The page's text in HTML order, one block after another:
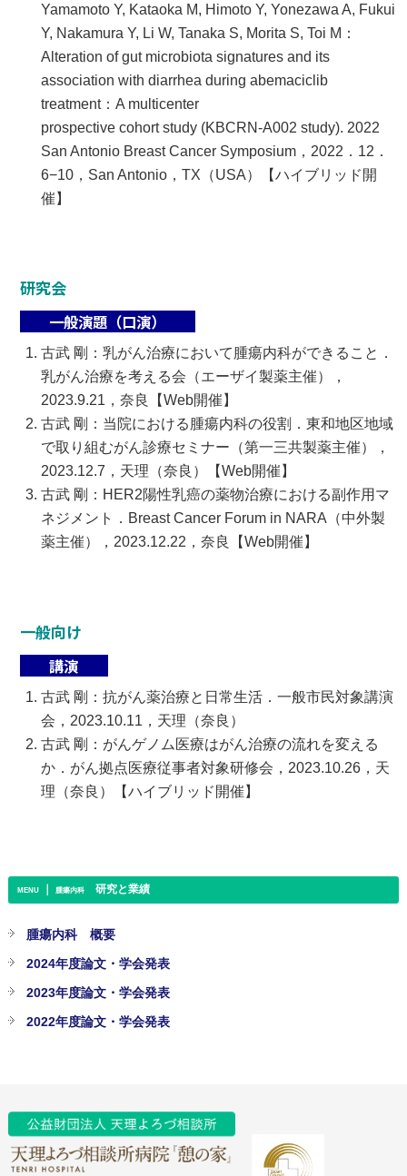
Yamamoto Y, Kataoka M, Himoto Y, Yonezawa A, Fukui
Y, Nakamura Y, Li W, Tanaka S, Morita S, Toi M：
Alteration of gut microbiota signatures and its
association with diarrhea during abemaciclib
treatment：A multicenter
prospective cohort study (KBCRN-A002 study). 2022
San Antonio Breast Cancer Symposium，2022．12．
6−10，San Antonio，TX（USA）【ハイブリッド開
催】
研究会
一般演題（口演）
古武 剛：乳がん治療において腫瘍内科ができること．
乳がん治療を考える会（エーザイ製薬主催），
2023.9.21，奈良【Web開催】
古武 剛：当院における腫瘍内科の役割．東和地区地域
で取り組むがん診療セミナー（第一三共製薬主催），
2023.12.7，天理（奈良）【Web開催】
古武 剛：HER2陽性乳癌の薬物治療における副作用マ
ネジメント．Breast Cancer Forum in NARA（中外製
薬主催），2023.12.22，奈良【Web開催】
一般向け
講演
古武 剛：抗がん薬治療と日常生活．一般市民対象講演
会，2023.10.11，天理（奈良）
古武 剛：がんゲノム医療はがん治療の流れを変える
か．がん拠点医療従事者対象研修会，2023.10.26，天
理（奈良）【ハイブリッド開催】
MENU｜ 腫瘍内科研究と業績
腫瘍内科 概要
2024年度論文・学会発表
2023年度論文・学会発表
2022年度論文・学会発表